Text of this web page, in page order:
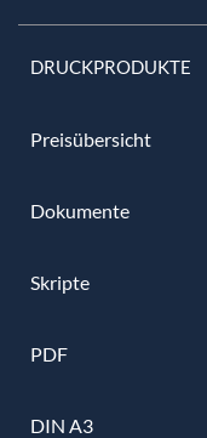
DRUCKPRODUKTE
Preisübersicht
Dokumente
Skripte
PDF
DIN A3